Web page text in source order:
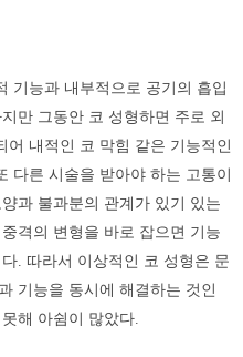
기능과 내부적으로 공기의 흡입
만 그동안 코 성형하면 주로 외
어 내적인 코 막힘 같은 기능적인
다른 시술을 받아야 하는 고통이
과 불과분의 관계가 있기 있는
격의 변형을 바로 잡으면 기능
. 따라서 이상적인 코 성형은 문
기능을 동시에 해결하는 것인
해 아쉼이 많았다.